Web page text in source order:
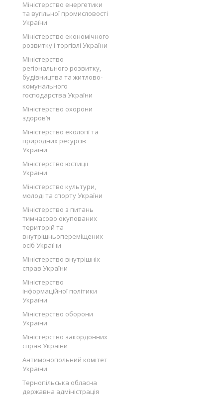
Міністерство енергетики
та вугільної промисловості
України
Міністерство економічного
розвитку і торгівлі України
Міністерство
регіонального розвитку,
будівництва та житлово-
комунального
господарства України
Міністерство охорони
здоров’я
Міністерство екології та
природних ресурсів
України
Міністерство юстиції
України
Міністерство культури,
молоді та спорту України
Міністерство з питань
тимчасово окупованих
територій та
внутрішньопереміщених
осіб України
Міністерство внутрішніх
справ України
Міністерство
інформаційної політики
України
Міністерство оборони
України
Міністерство закордонних
справ України
Антимонопольний комітет
України
Тернопільська обласна
державна адміністрація